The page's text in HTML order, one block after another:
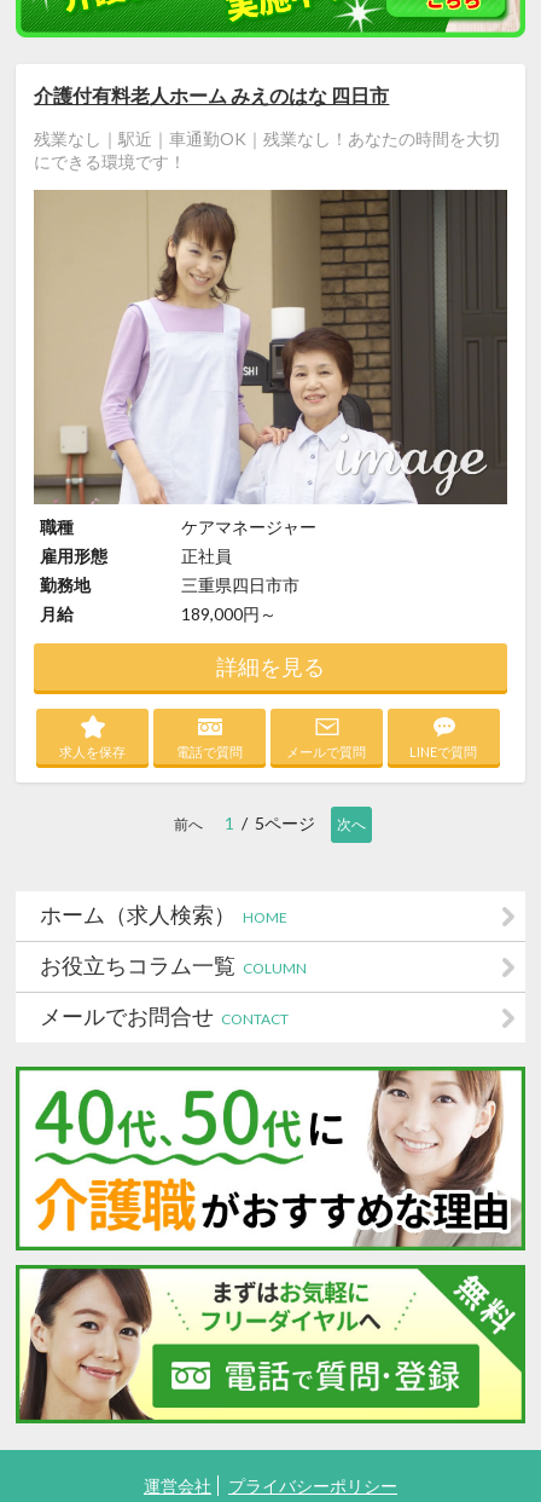
介護付有料老人ホーム みえのはな 四日市
残業なし｜駅近｜車通勤OK｜残業なし！あなたの時間を大切
にできる環境です！
職種
ケアマネージャー
雇用形態
正社員
勤務地
三重県四日市市
月給
189,000円～
詳細を見る
求人を保存 電話で質問 メールで質問 LINEで質問
前へ 1 / 5ページ 次へ
ホーム（求人検索）HOME
お役立ちコラム一覧 COLUMN
メールでお問合せ CONTACT
運営会社 プライバシーポリシー